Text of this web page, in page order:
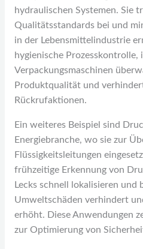
hydraulischen Systemen. Sie
Qualitätsstandards bei und
in der Lebensmittelindustrie
hygienische Prozesskontrolle,
Verpackungsmaschinen
Produktqualität und
Rückrufaktionen.
Ein weiteres Beispiel sind
Energiebranche, wo sie zur
Flüssigkeitsleitungen
frühzeitige Erkennung von
Lecks schnell lokalisieren und
Umweltschäden verhindert
erhöht. Diese Anwendungen
zur Optimierung von